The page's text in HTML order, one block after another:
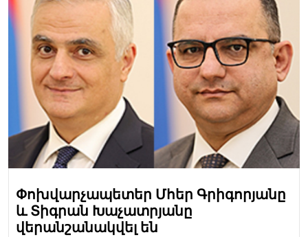
Փոխվարչապետեր Մհեր Գրիգորյանը
և Տիգրան Խաչատրյանը
վերանշանակվել են